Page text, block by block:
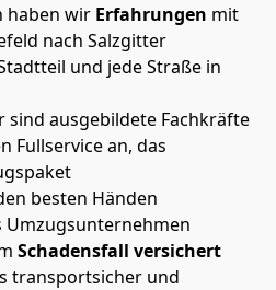
haben wir Erfahrungen mit
nach Salzgitter
und jede Straße in
sind ausgebildete Fachkräfte
Fullservice an, das
besten Händen
Umzugsunternehmen
Schadensfall versichert
transportsicher und